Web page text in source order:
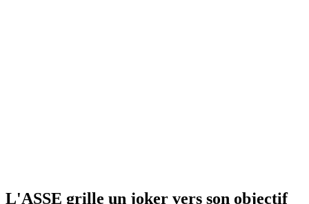
L'ASSE grille un joker vers son objectif